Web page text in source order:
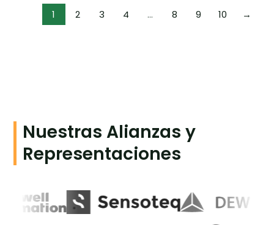
1 2 3 4 … 8 9 10 →
Nuestras Alianzas y
Representaciones